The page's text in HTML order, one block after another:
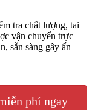
tra chất lượng, tai
vận chuyển trực
sẵn sàng gây ấn
phí ngay